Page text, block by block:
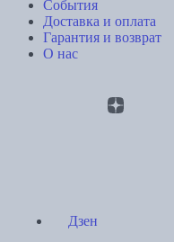
События
Доставка и оплата
Гарантия и возврат
О нас
Дзен